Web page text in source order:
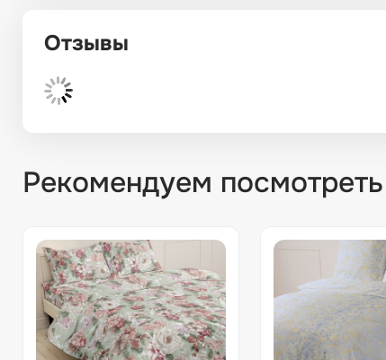
Отзывы
Рекомендуем посмотреть